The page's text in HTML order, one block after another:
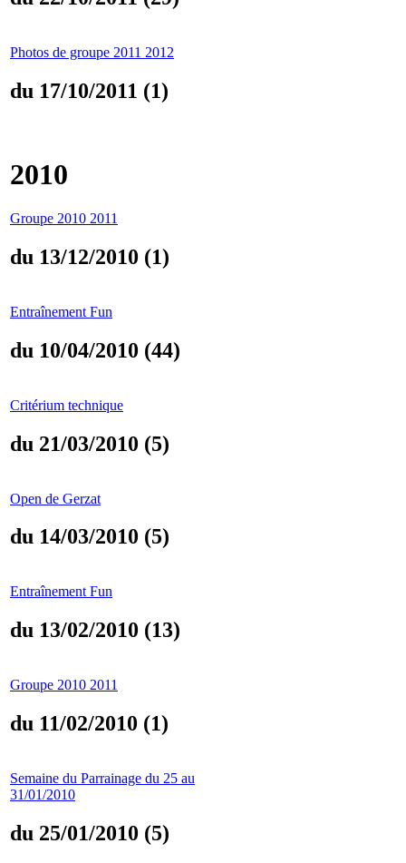
Photos de groupe 2011 2012
du 17/10/2011 (1)
2010
Groupe 2010 2011
du 13/12/2010 (1)
Entraînement Fun
du 10/04/2010 (44)
Critérium technique
du 21/03/2010 (5)
Open de Gerzat
du 14/03/2010 (5)
Entraînement Fun
du 13/02/2010 (13)
Groupe 2010 2011
du 11/02/2010 (1)
Semaine du Parrainage du 25 au
31/01/2010
du 25/01/2010 (5)